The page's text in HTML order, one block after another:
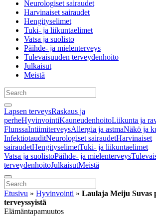
Neurologiset sairaudet
Harvinaiset sairaudet
Hengityselimet
Tuki- ja liikuntaelimet
Vatsa ja suolisto
Päihde- ja mielenterveys
Tulevaisuuden terveydenhoito
Julkaisut
Meistä
Lapsen terveysRaskaus ja
perheHyvinvointiKauneudenhoitoLiikunta ja
FlunssaIntiimiterveysAllergia ja astmaNäkö ja
InfektiotauditNeurologiset sairaudetHarvinaiset
sairaudetHengityselimetTuki- ja liikuntaelimet
Vatsa ja suolistoPäihde- ja mielenterveys
terveydenhoitoJulkaisutMeistä
Etusivu » Hyvinvointi » Laulaja Meiju Suvas
terveyssyistä
Elämäntapamuutos